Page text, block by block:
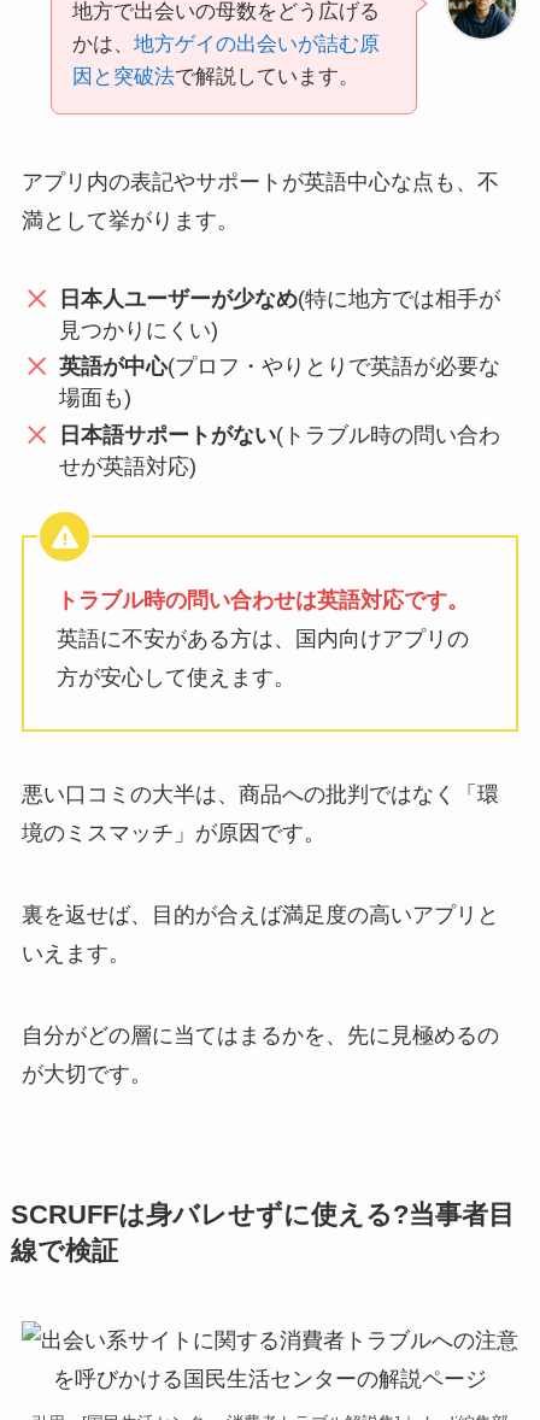
地方で出会いの母数をどう広げる
かは、 地方ゲイの出会いが詰む原
因と突破法で解説しています。
アプリ内の表記やサポートが英語中心な点も、不
満として挙がります。
日本人ユーザーが少なめ(特に地方では相手が
見つかりにくい)
英語が中心(プロフ・やりとりで英語が必要な
場面も)
日本語サポートがない(トラブル時の問い合わ
せが英語対応)
トラブル時の問い合わせは英語対応です。
英語に不安がある方は、国内向けアプリの
方が安心して使えます。
悪い口コミの大半は、商品への批判ではなく「環
境のミスマッチ」が原因です。
裏を返せば、目的が合えば満足度の高いアプリと
いえます。
自分がどの層に当てはまるかを、先に見極めるの
が大切です。
SCRUFFは身バレせずに使える?当事者目
線で検証